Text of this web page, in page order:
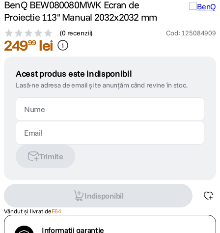
BenQ BEW080080MWK Ecran de
Proiectie 113'' Manual 2032x2032 mm
(0 recenzii) Cod: 125084909
24999 lei
Acest produs este indisponibil
Lasă-ne adresa de email și te anunțăm când revine în stoc.
Trimite
Indisponibil
Vândut și livrat deF64
Informații garanție